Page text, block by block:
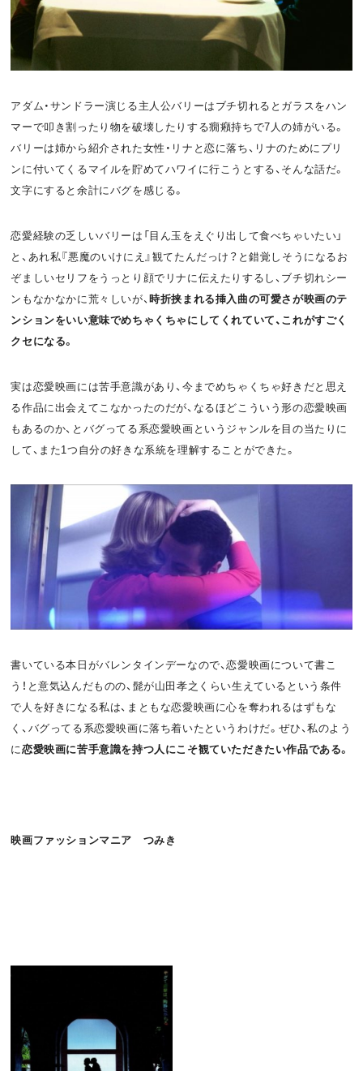
アダム・サンドラー演じる主人公バリーはブチ切れるとガラスをハン
マーで叩き割ったり物を破壊したりする癇癪持ちで7人の姉がいる。
バリーは姉から紹介された女性・リナと恋に落ち、リナのためにプリ
ンに付いてくるマイルを貯めてハワイに行こうとする、そんな話だ。
文字にすると余計にバグを感じる。
恋愛経験の乏しいバリーは「目ん玉をえぐり出して食べちゃいたい」
と、あれ私『悪魔のいけにえ』観てたんだっけ？と錯覚しそうになるお
ぞましいセリフをうっとり顔でリナに伝えたりするし、ブチ切れシー
ンもなかなかに荒々しいが、時折挟まれる挿入曲の可愛さが映画のテ
ンションをいい意味でめちゃくちゃにしてくれていて、これがすごく
クセになる。
実は恋愛映画には苦手意識があり、今までめちゃくちゃ好きだと思え
る作品に出会えてこなかったのだが、なるほどこういう形の恋愛映画
もあるのか、とバグってる系恋愛映画というジャンルを目の当たりに
して、また1つ自分の好きな系統を理解することができた。
書いている本日がバレンタインデーなので、恋愛映画について書こ
う！と意気込んだものの、髭が山田孝之くらい生えているという条件
で人を好きになる私は、まともな恋愛映画に心を奪われるはずもな
く、バグってる系恋愛映画に落ち着いたというわけだ。ぜひ、私のよう
に恋愛映画に苦手意識を持つ人にこそ観ていただきたい作品である。
映画ファッションマニア つみき